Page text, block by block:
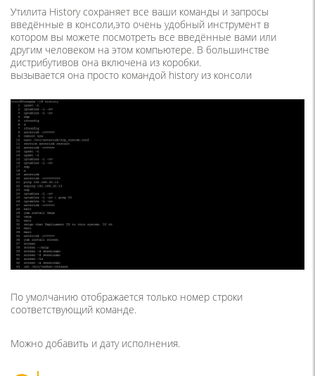
Утилита History сохраняет все ваши команды и запросы
введённые в консоли,это очень удобный инструмент в
котором вы можете посмотреть все введённые вами или
другим человеком на этом компьютере. В большинстве
дистрибутивов она включена из коробки.
вызывается она просто командой history из консоли
По умолчанию отображается только номер строки
соответствующий команде.
Можно добавить и дату исполнения.